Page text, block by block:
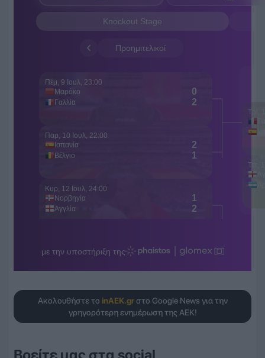
Ακολουθήστε το inAEK.grστο Google News για την
γρηγορότερη ενημέρωση της ΑΕΚ!